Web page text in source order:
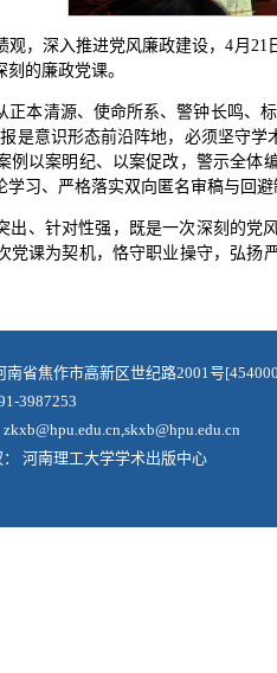
观，深入推进党风廉政建设，4月
的廉政党课。
正本清源、使命所系、警钟长鸣、
是意识形态前沿阵地，必须坚守
例以案明纪、以案促改，警示全
习、严格落实双向匿名审稿与回
出、针对性强，既是一次深刻的
党课为契机，恪守职业操守，弘
南省焦作市高新区世纪路2001号
3987253
： 河南理工大学学术出版中心